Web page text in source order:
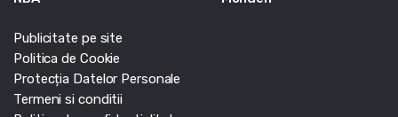
Publicitate pe site
Politica de Cookie
Protecția Datelor Personale
Termeni si conditii